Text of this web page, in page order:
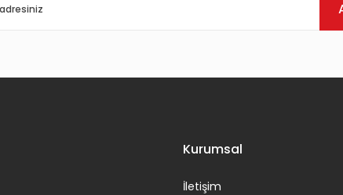
Kurumsal
İletişim